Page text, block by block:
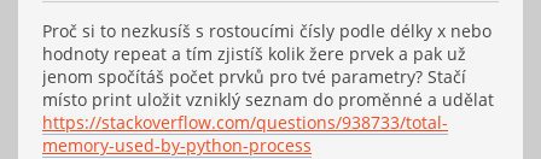
Proč si to nezkusíš s rostoucími čísly podle délky x nebo
hodnoty repeat a tím zjistíš kolik žere prvek a pak už
jenom spočítáš počet prvků pro tvé parametry? Stačí
místo print uložit vzniklý seznam do proměnné a udělat
https://stackoverflow.com/questions/938733/total-
memory-used-by-python-process